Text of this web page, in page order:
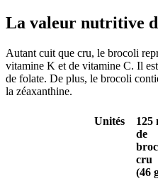
La valeur nutritive
Autant cuit que cru, le brocoli
vitamine K et de vitamine C. Il
de folate. De plus, le brocoli
la zéaxanthine.
Unités
125
de
cru
(46